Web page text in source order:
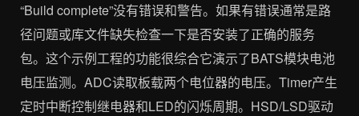
“Build complete”没有错误和警告。如果有错误通常是路
径问题或库文件缺失检查一下是否安装了正确的服务
包。这个示例工程的功能很综合它演示了BATS模块电池
电压监测。ADC读取板载两个电位器的电压。Timer产生
定时中断控制继电器和LED的闪烁周期。HSD/LSD驱动